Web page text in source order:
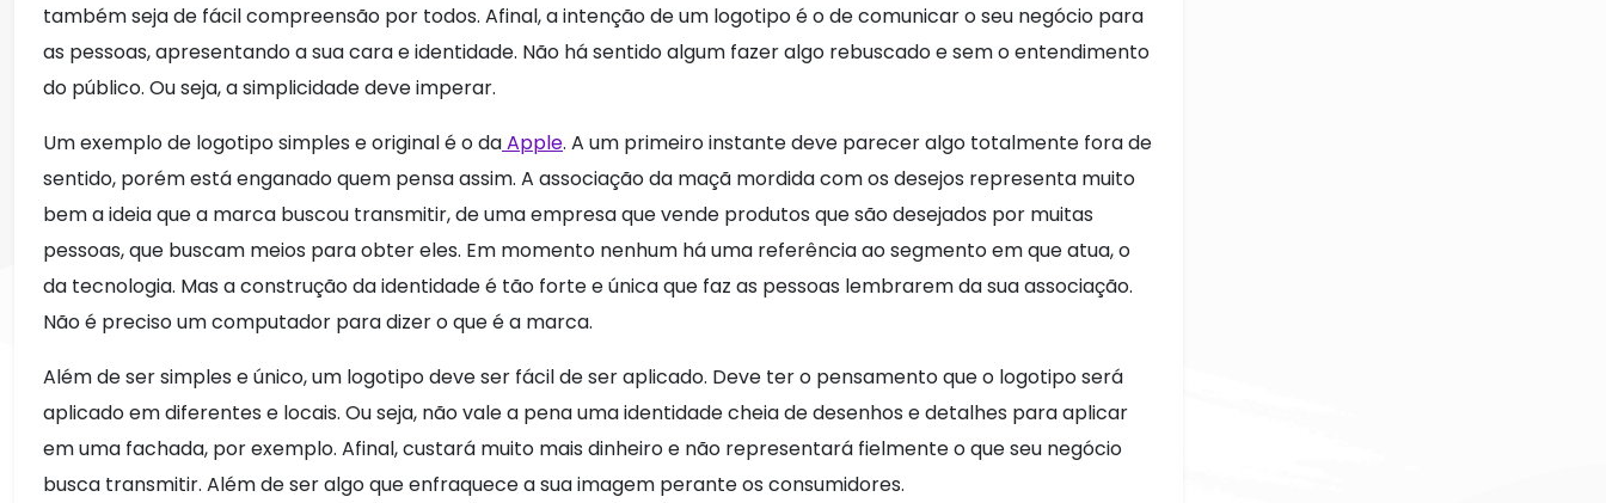
também seja de fácil compreensão por todos. Afinal, a intenção de um logotipo é o de comunicar o seu negócio para
as pessoas, apresentando a sua cara e identidade. Não há sentido algum fazer algo rebuscado e sem o entendimento
do público. Ou seja, a simplicidade deve imperar.
Um exemplo de logotipo simples e original é o daApple. A um primeiro instante deve parecer algo totalmente fora de
sentido, porém está enganado quem pensa assim. A associação da maçã mordida com os desejos representa muito
bem a ideia que a marca buscou transmitir, de uma empresa que vende produtos que são desejados por muitas
pessoas, que buscam meios para obter eles. Em momento nenhum há uma referência ao segmento em que atua, o
da tecnologia. Mas a construção da identidade é tão forte e única que faz as pessoas lembrarem da sua associação.
Não é preciso um computador para dizer o que é a marca.
Além de ser simples e único, um logotipo deve ser fácil de ser aplicado. Deve ter o pensamento que o logotipo será
aplicado em diferentes e locais. Ou seja, não vale a pena uma identidade cheia de desenhos e detalhes para aplicar
em uma fachada, por exemplo. Afinal, custará muito mais dinheiro e não representará fielmente o que seu negócio
busca transmitir. Além de ser algo que enfraquece a sua imagem perante os consumidores.